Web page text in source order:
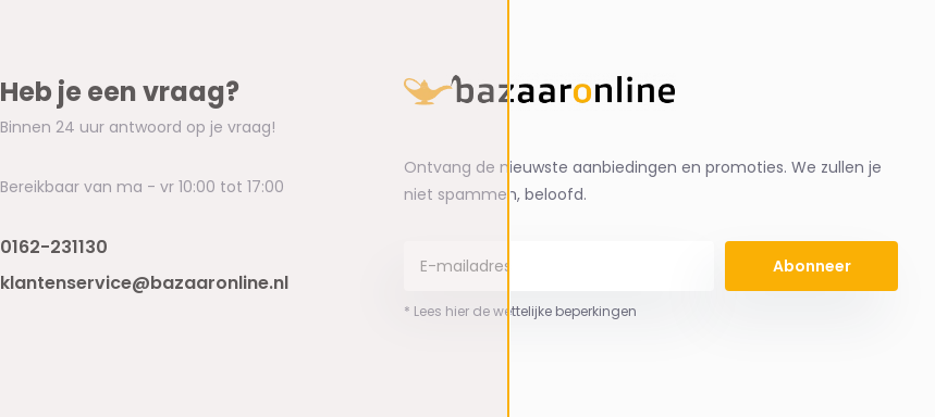
Heb je een vraag?
Binnen 24 uur antwoord op je vraag!
Bereikbaar van ma - vr 10:00 tot 17:00
0162-231130
klantenservice@bazaaronline.nl
Ontvang de nieuwste aanbiedingen en promoties. We zullen je
niet spammen, beloofd.
Abonneer
* Lees hier de wettelijke beperkingen